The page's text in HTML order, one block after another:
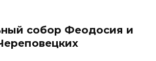
собор Феодосия и